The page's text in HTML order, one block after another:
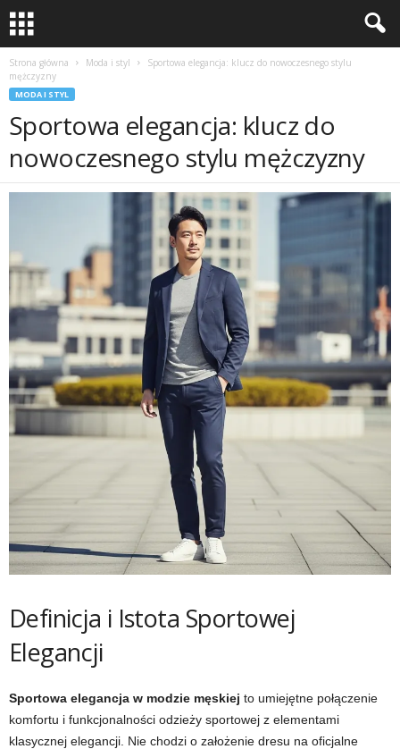
Strona główna Moda i styl
Sportowa elegancja: klucz do nowoczesnego stylu
mężczyzny
MODA I STYL
Sportowa elegancja: klucz do
nowoczesnego stylu mężczyzny
Definicja i Istota Sportowej
Elegancji
Sportowa elegancja w modzie męskiej to umiejętne połączenie
komfortu i funkcjonalności odzieży sportowej z elementami
klasycznej elegancji. Nie chodzi o założenie dresu na oficjalne